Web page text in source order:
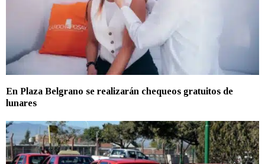
En Plaza Belgrano se realizarán chequeos gratuitos de
lunares